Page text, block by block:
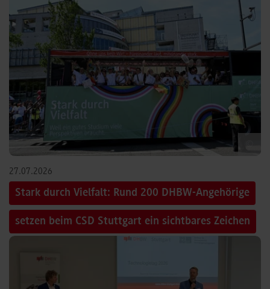
27.07.2026
Stark durch Vielfalt: Rund 200 DHBW-Angehörige
setzen beim CSD Stuttgart ein sichtbares Zeichen